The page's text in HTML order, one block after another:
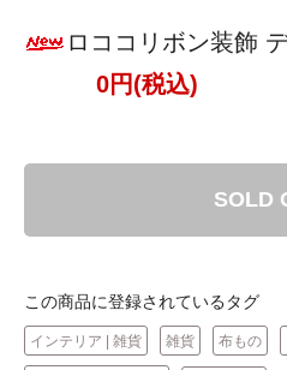
ロココリボン装飾
0円(税込)
SOLD
この商品に登録されているタグ
インテリア | 雑貨 雑貨 布もの